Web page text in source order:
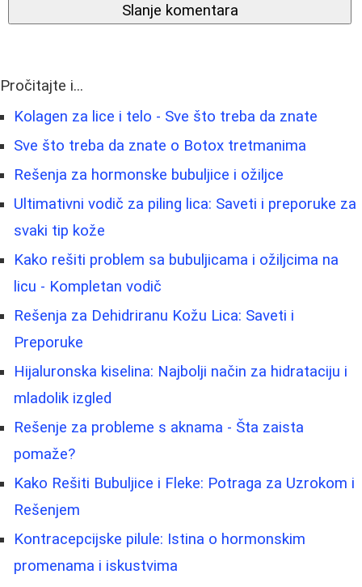
Slanje komentara
Pročitajte i...
Kolagen za lice i telo - Sve što treba da znate
Sve što treba da znate o Botox tretmanima
Rešenja za hormonske bubuljice i ožiljce
Ultimativni vodič za piling lica: Saveti i preporuke za
svaki tip kože
Kako rešiti problem sa bubuljicama i ožiljcima na
licu - Kompletan vodič
Rešenja za Dehidriranu Kožu Lica: Saveti i
Preporuke
Hijaluronska kiselina: Najbolji način za hidrataciju i
mladolik izgled
Rešenje za probleme s aknama - Šta zaista
pomaže?
Kako Rešiti Bubuljice i Fleke: Potraga za Uzrokom i
Rešenjem
Kontracepcijske pilule: Istina o hormonskim
promenama i iskustvima